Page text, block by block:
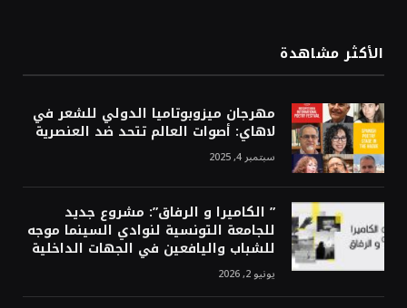
الأكثر مشاهدة
مهرجان ميزوبوتاميا الدولي للشعر في
لاهاي: أصوات العالم تتحد ضد العنصرية
سبتمبر 4, 2025
” الكاميرا و الرفاق”: مشروع جديد
للجامعة التونسية لنوادي السينما موجه
للشباب واليافعين في الجهات الداخلية
يونيو 2, 2026